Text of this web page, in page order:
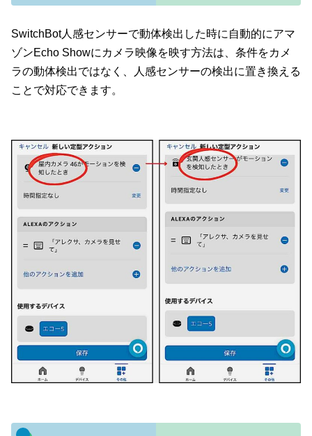
SwitchBot人感センサーで動体検出した時に自動的にアマ
ゾンEcho Showにカメラ映像を映す方法は、条件をカメ
ラの動体検出ではなく、人感センサーの検出に置き換える
ことで対応できます。